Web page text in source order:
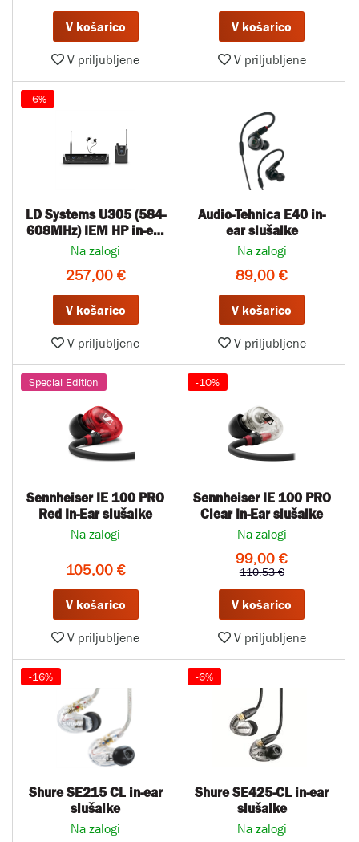
V košarico
V priljubljene
V košarico
V priljubljene
LD Systems U305 (584-
608MHz) IEM HP in-ear
sistem s slušalkami
Na zalogi
257,00 €
V košarico
V priljubljene
-6%
Audio-Tehnica E40 in-
ear slušalke
Na zalogi
89,00 €
V košarico
V priljubljene
Sennheiser IE 100 PRO
Red In-Ear slušalke
Na zalogi
105,00 €
V košarico
V priljubljene
Special Edition
Sennheiser IE 100 PRO
Clear In-Ear slušalke
Na zalogi
99,00 €
110,53 €
V košarico
V priljubljene
-10%
Shure SE215 CL in-ear
slušalke
Na zalogi
-16%
Shure SE425-CL in-ear
slušalke
Na zalogi
-6%